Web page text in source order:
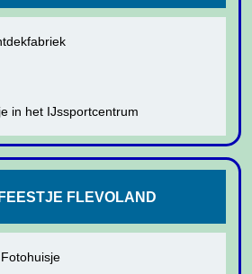
in het IJssportcentrum
FLEVOLAND